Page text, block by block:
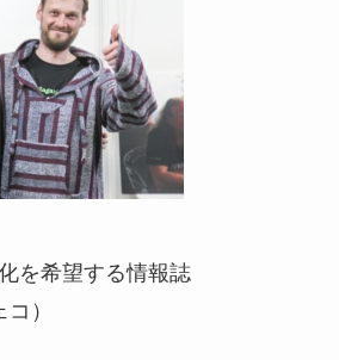
を希望する情報誌
コ）